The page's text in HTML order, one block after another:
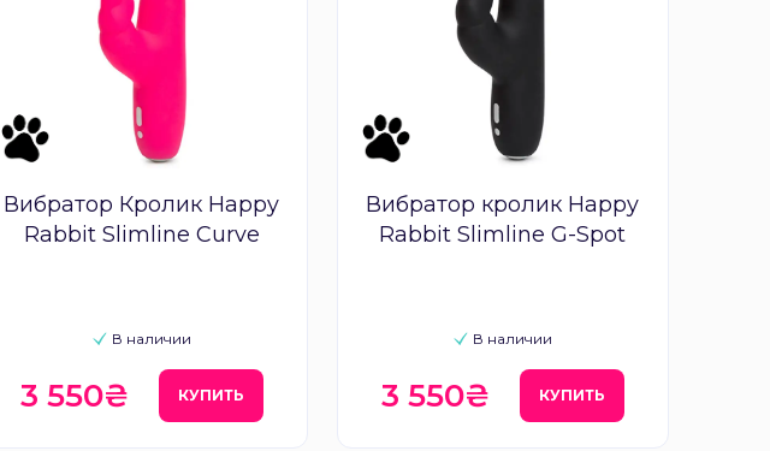
Вибратор Кролик Happy
Rabbit Slimline Curve
В наличии
3 550₴ КУПИТЬ
Вибратор кролик Happy
Rabbit Slimline G-Spot
В наличии
3 550₴ КУПИТЬ